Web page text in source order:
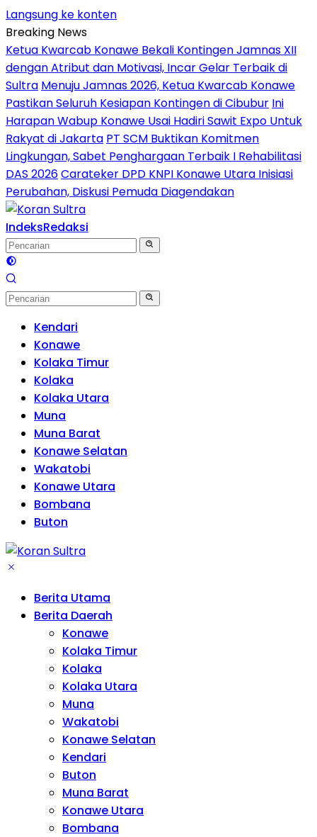
Langsung ke konten
Breaking News
Ketua Kwarcab Konawe Bekali Kontingen Jamnas XII
dengan Atribut dan Motivasi, Incar Gelar Terbaik di
Sultra Menuju Jamnas 2026, Ketua Kwarcab Konawe
Pastikan Seluruh Kesiapan Kontingen di Cibubur Ini
Harapan Wabup Konawe Usai Hadiri Sawit Expo Untuk
Rakyat di Jakarta PT SCM Buktikan Komitmen
Lingkungan, Sabet Penghargaan Terbaik I Rehabilitasi
DAS 2026Carateker DPD KNPI Konawe Utara Inisiasi
Perubahan, Diskusi Pemuda Diagendakan
IndeksRedaksi
Kendari
Konawe
Kolaka Timur
Kolaka
Kolaka Utara
Muna
Muna Barat
Konawe Selatan
Wakatobi
Konawe Utara
Bombana
Buton
Berita Utama
Berita Daerah
Konawe
Kolaka Timur
Kolaka
Kolaka Utara
Muna
Wakatobi
Konawe Selatan
Kendari
Buton
Muna Barat
Konawe Utara
Bombana